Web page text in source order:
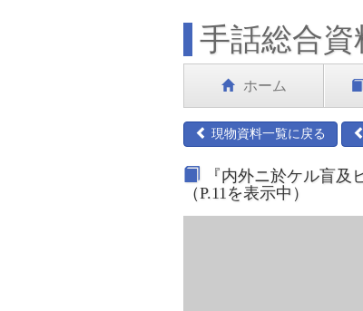
手話総合資
ホーム
現物資料一覧に戻る
『内外ニ於ケル盲
（P.11を表示中）